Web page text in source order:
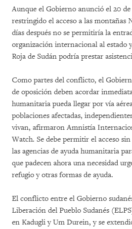
Aunque el Gobierno anunció el 20
restringido el acceso a las montañas
días después no se permitiría la
organización internacional al estado
Roja de Sudán podría prestar
Como partes del conflicto, el
de oposición deben acordar
humanitaria pueda llegar por vía
poblaciones afectadas,
vivan, afirmaron Amnistía
Watch. Se debe permitir el acceso
las agencias de ayuda humanitaria
que padecen ahora una necesidad
refugio y otras formas de ayuda.
El conflicto entre el Gobierno
Liberación del Pueblo Sudanés
en Kadugli y Um Durein, y se